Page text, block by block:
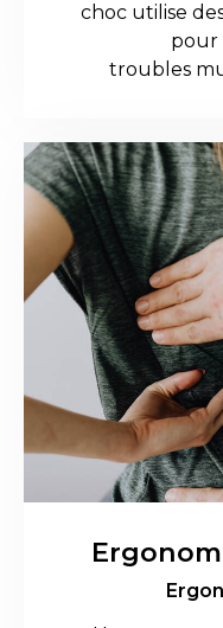
choc utilise
pour
troubles